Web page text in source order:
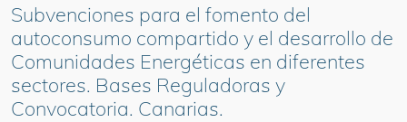
Subvenciones para el fomento del
autoconsumo compartido y el desarrollo de
Comunidades Energéticas en diferentes
sectores. Bases Reguladoras y
Convocatoria. Canarias.